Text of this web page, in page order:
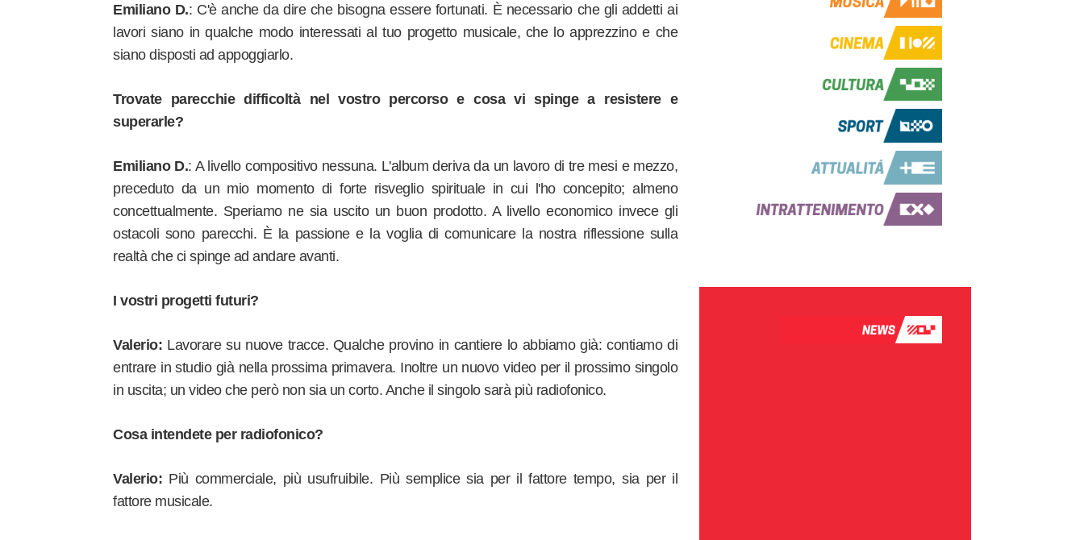
Emiliano D.: C'è anche da dire che bisogna essere fortunati. È necessario che gli addetti ai
lavori siano in qualche modo interessati al tuo progetto musicale, che lo apprezzino e che
siano disposti ad appoggiarlo.
Trovate parecchie difficoltà nel vostro percorso e cosa vi spinge a resistere e
superarle?
Emiliano D.: A livello compositivo nessuna. L'album deriva da un lavoro di tre mesi e mezzo,
preceduto da un mio momento di forte risveglio spirituale in cui l'ho concepito; almeno
concettualmente. Speriamo ne sia uscito un buon prodotto. A livello economico invece gli
ostacoli sono parecchi. È la passione e la voglia di comunicare la nostra riflessione sulla
realtà che ci spinge ad andare avanti.
I vostri progetti futuri?
Valerio: Lavorare su nuove tracce. Qualche provino in cantiere lo abbiamo già: contiamo di
entrare in studio già nella prossima primavera. Inoltre un nuovo video per il prossimo singolo
in uscita; un video che però non sia un corto. Anche il singolo sarà più radiofonico.
Cosa intendete per radiofonico?
Valerio: Più commerciale, più usufruibile. Più semplice sia per il fattore tempo, sia per il
fattore musicale.